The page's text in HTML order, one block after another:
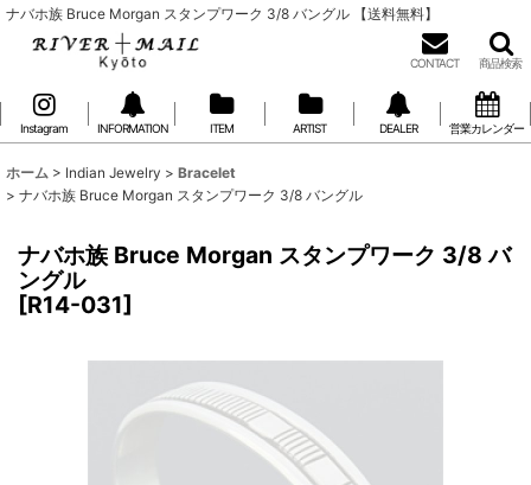
ナバホ族 Bruce Morgan スタンプワーク 3/8 バングル 【送料無料】
CONTACT 商品検索
Instagram INFORMATION ITEM ARTIST DEALER 営業カレンダー
ホーム > Indian Jewelry > Bracelet
> ナバホ族 Bruce Morgan スタンプワーク 3/8 バングル
ナバホ族 Bruce Morgan スタンプワーク 3/8 バ
ングル
[R14-031]